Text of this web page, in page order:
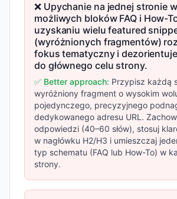
❌ Upychanie na jednej stronie
możliwych bloków FAQ i How-
uzyskaniu wielu featured
(wyróżnionych fragmentów)
fokus tematyczny i
do głównego celu strony.
✅ Better approach: Przypisz każdą
wyróżniony fragment o wysokim
pojedynczego, precyzyjnego
dedykowanego adresu URL.
odpowiedzi (40–60 słów), stosuj
w nagłówku H2/H3 i umieszczaj
typ schematu (FAQ lub How-To) w
strony.